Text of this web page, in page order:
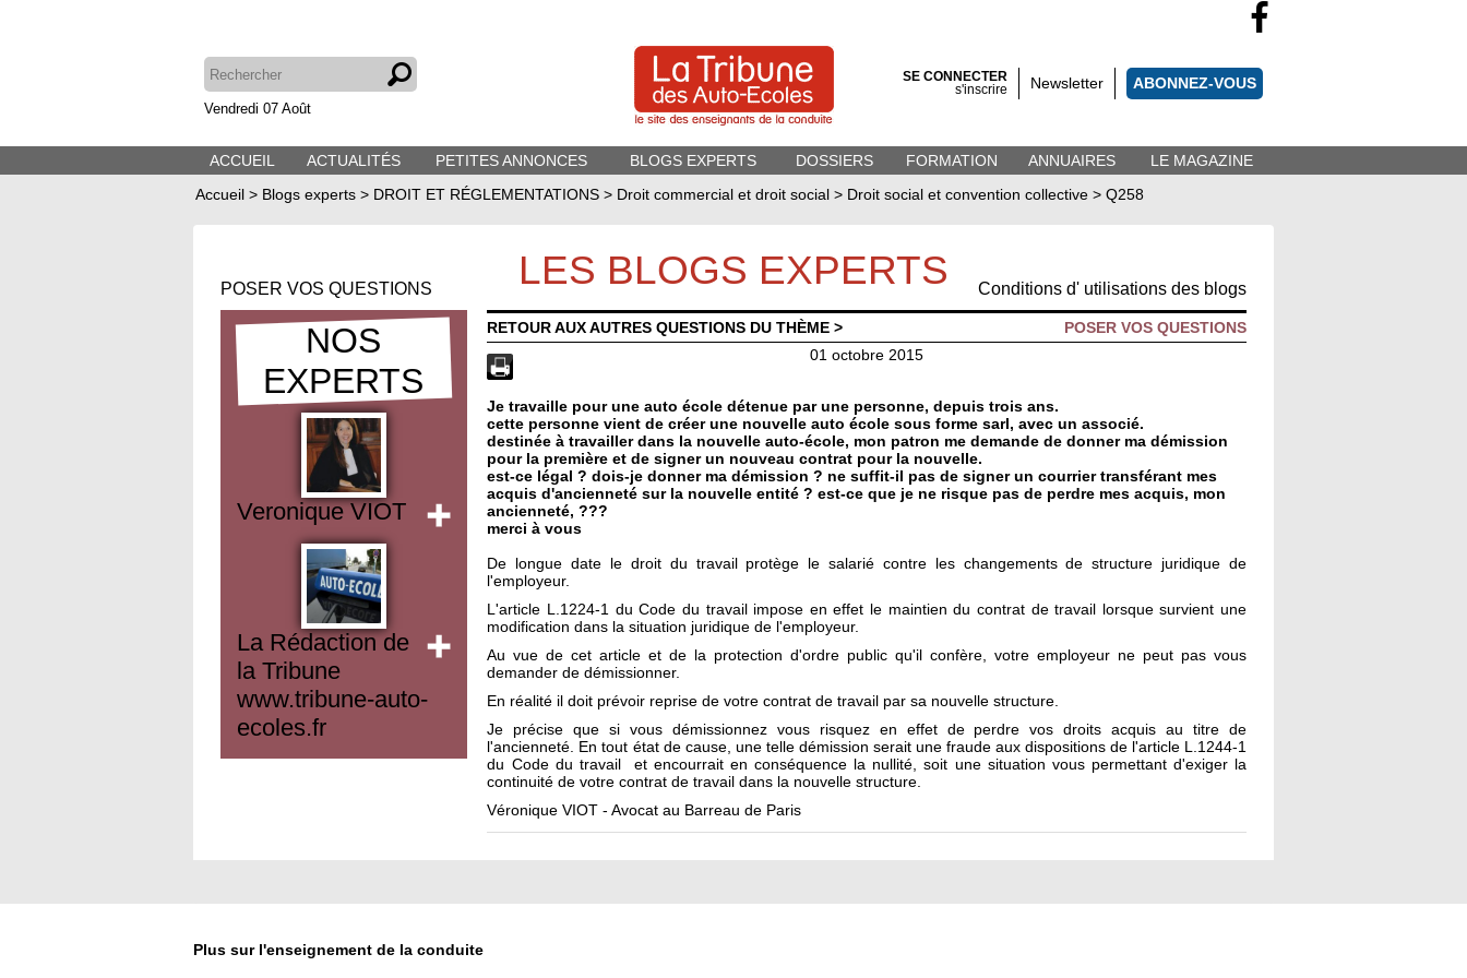
Vendredi 07 Août
SE CONNECTER
s'inscrire
Newsletter ABONNEZ-VOUS
ACCUEIL ACTUALITÉS PETITES ANNONCES BLOGS EXPERTS DOSSIERS FORMATION ANNUAIRES
LE MAGAZINE
Accueil > Blogs experts > DROIT ET RÉGLEMENTATIONS > Droit commercial et droit social > Droit social et convention collective > Q258
POSER VOS QUESTIONS LES BLOGS EXPERTS Conditions d' utilisations des blogs
NOS
EXPERTS
Veronique VIOT
La Rédaction de
la Tribune
www.tribune-auto-
ecoles.fr
POSER VOS QUESTIONS
RETOUR AUX AUTRES QUESTIONS DU THÈME >
01 octobre 2015
Je travaille pour une auto école détenue par une personne, depuis trois ans.
cette personne vient de créer une nouvelle auto école sous forme sarl, avec un associé.
destinée à travailler dans la nouvelle auto-école, mon patron me demande de donner ma démission
pour la première et de signer un nouveau contrat pour la nouvelle.
est-ce légal ? dois-je donner ma démission ? ne suffit-il pas de signer un courrier transférant mes
acquis d'ancienneté sur la nouvelle entité ? est-ce que je ne risque pas de perdre mes acquis, mon
ancienneté, ???
merci à vous
De longue date le droit du travail protège le salarié contre les changements de structure juridique de
l'employeur.
L'article L.1224-1 du Code du travail impose en effet le maintien du contrat de travail lorsque survient une
modification dans la situation juridique de l'employeur.
Au vue de cet article et de la protection d'ordre public qu'il confère, votre employeur ne peut pas vous
demander de démissionner.
En réalité il doit prévoir reprise de votre contrat de travail par sa nouvelle structure.
Je précise que si vous démissionnez vous risquez en effet de perdre vos droits acquis au titre de
l'ancienneté. En tout état de cause, une telle démission serait une fraude aux dispositions de l'article L.1244-1
du Code du travail et encourrait en conséquence la nullité, soit une situation vous permettant d'exiger la
continuité de votre contrat de travail dans la nouvelle structure.
Véronique VIOT - Avocat au Barreau de Paris
Plus sur l'enseignement de la conduite